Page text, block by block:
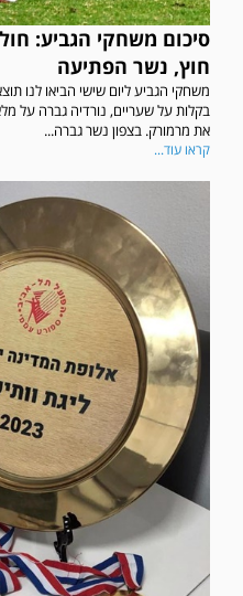
סיכום משחקי הגביע:
חוץ, נשר הפתיעה
משחקי הגביע ליום שישי הביאו לנו
בקלות על שעריים, נורדיה גברה על
את מרמורק. בצפון נשר גברה...
קראו עוד...